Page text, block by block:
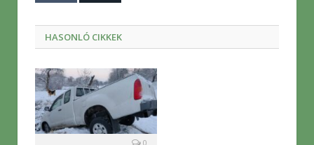
HASONLÓ CIKKEK
0